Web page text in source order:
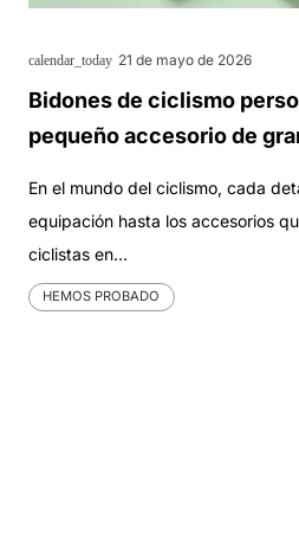
calendar_today 21 de mayo de 2026
Bidones de ciclismo
pequeño accesorio de
En el mundo del ciclismo, cada
equipación hasta los accesorios
ciclistas en…
HEMOS PROBADO